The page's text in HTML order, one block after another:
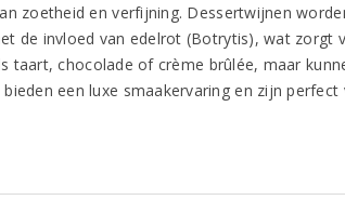
zoetheid en verfijning. Dessertwijnen
de invloed van edelrot (Botrytis), wat zorgt
taart, chocolade of crème brûlée, maar
een luxe smaakervaring en zijn